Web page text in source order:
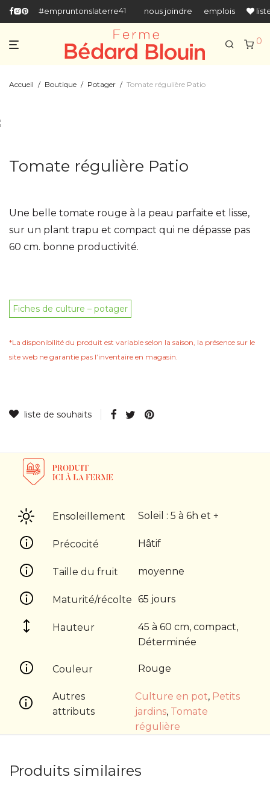
#empruntonslaterre418-666-5518nous joindre emplois
0
Accueil / Boutique / Potager / Tomate régulière Patio
Tomate régulière Patio
Une belle tomate rouge à la peau parfaite et lisse,
sur un plant trapu et compact qui ne dépasse pas
60 cm. bonne productivité.
Fiches de culture – potager
*La disponibilité du produit est variable selon la saison, la présence sur le
site web ne garantie pas lʼinventaire en magasin.
Ensoleillement Soleil : 5 à 6h et +
Précocité Hâtif
Taille du fruit moyenne
Maturité/récolte 65 jours
Hauteur
45 à 60 cm, compact,
Déterminée
Couleur Rouge
Autres
attributs
Culture en pot, Petits
jardins, Tomate
régulière
Produits similaires